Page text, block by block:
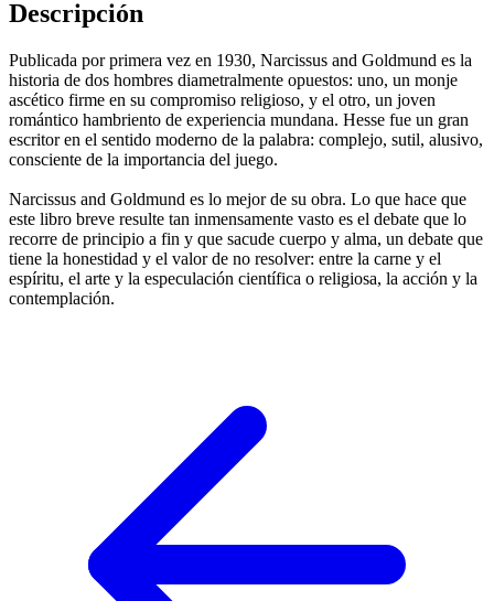
Descripción
Publicada por primera vez en 1930, Narcissus and Goldmund es la
historia de dos hombres diametralmente opuestos: uno, un monje
ascético firme en su compromiso religioso, y el otro, un joven
romántico hambriento de experiencia mundana. Hesse fue un gran
escritor en el sentido moderno de la palabra: complejo, sutil, alusivo,
consciente de la importancia del juego.
Narcissus and Goldmund es lo mejor de su obra. Lo que hace que
este libro breve resulte tan inmensamente vasto es el debate que lo
recorre de principio a fin y que sacude cuerpo y alma, un debate que
tiene la honestidad y el valor de no resolver: entre la carne y el
espíritu, el arte y la especulación científica o religiosa, la acción y la
contemplación.